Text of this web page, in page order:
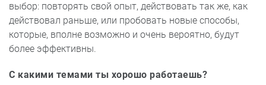
выбор: повторять свой опыт, действовать так же, как
действовал раньше, или пробовать новые способы,
которые, вполне возможно и очень вероятно, будут
более эффективны.
С какими темами ты хорошо работаешь?